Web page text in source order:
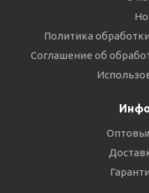
Политика
Соглашение об